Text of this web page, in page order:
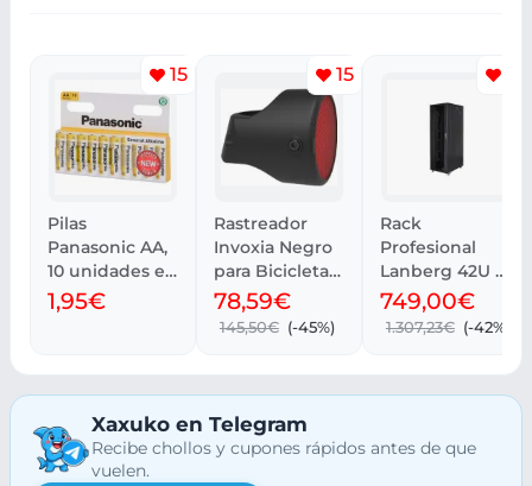
15
Pilas
Panasonic AA,
10 unidades en
paquete
1,95€
15
Rastreador
Invoxia Negro
para Bicicletas
GPS
78,59€
145,50€ (-45%)
Rack
Profesional
Lanberg 42U -
800 kg,
Ventilación y
Cristal
749,00€
1.307,23€ (-42%)
Xaxuko en Telegram
Recibe chollos y cupones rápidos antes de que
vuelen.